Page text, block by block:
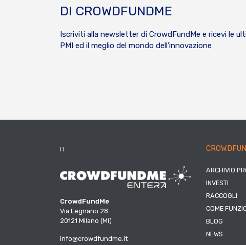
DI CROWDFUNDME
Iscriviti alla newsletter di CrowdFundMe e ricevi le
PMI ed il meglio del mondo dell’innovazione
IT
CrowdFundMe
Via Legnano 28
20121 Milano (MI)
info@crowdfundme.it
ARCHIVIO
INVESTI
RACCOGLI
COME
BLOG
NEWS